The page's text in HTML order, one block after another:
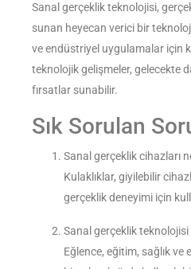
Sanal gerçeklik teknolojisi,
sunan heyecan verici bir
ve endüstriyel uygulamalar için
teknolojik gelişmeler, gelecekte
fırsatlar sunabilir.
Sık Sorulan
Sanal gerçeklik cihazları
Kulaklıklar, giyilebilir
gerçeklik deneyimi için
Sanal gerçeklik teknolojisi
Eğlence, eğitim, sağlık